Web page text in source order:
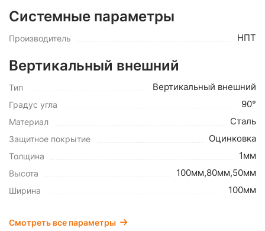
Системные параметры
Производитель НПТ
Вертикальный внешний
Тип Вертикальный внешний
Градус угла 90°
Материал Сталь
Защитное покрытие Оцинковка
Толщина 1мм
Высота 100мм,80мм,50мм
Ширина 100мм
Смотреть все параметры